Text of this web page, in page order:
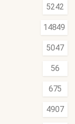
5242
14849
5047
56
675
4907